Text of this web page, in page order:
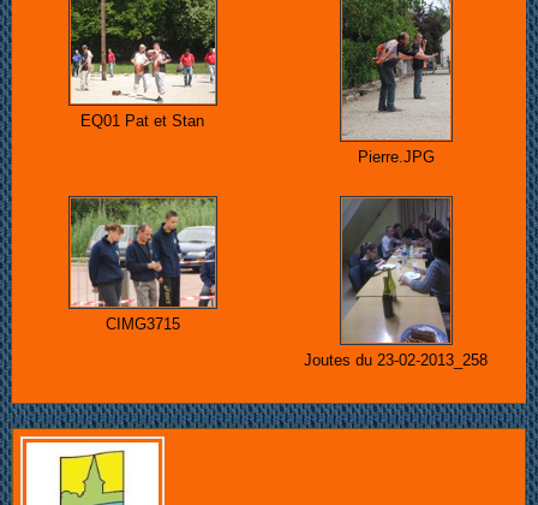
EQ01 Pat et Stan
Pierre.JPG
CIMG3715
Joutes du 23-02-2013_258